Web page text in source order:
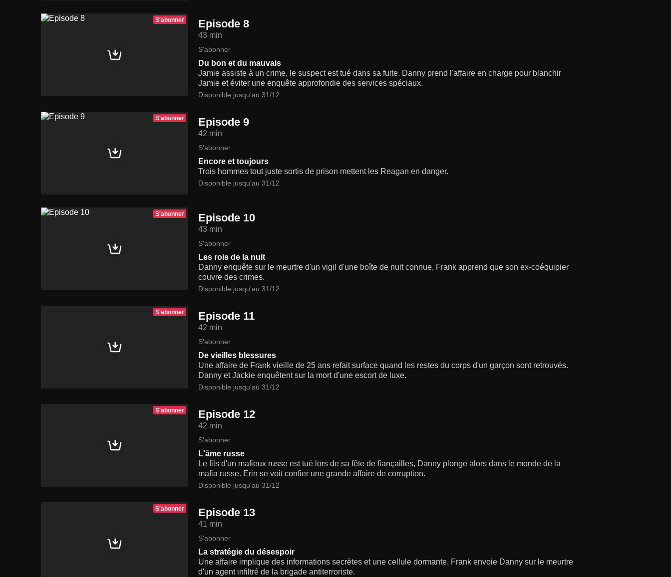
S'abonner Episode 8
43 min
S'abonner
Du bon et du mauvais
Jamie assiste à un crime, le suspect est tué dans sa fuite. Danny prend l'affaire en charge pour blanchir
Jamie et éviter une enquête approfondie des services spéciaux.
Disponible jusqu'au 31/12
S'abonner Episode 9
42 min
S'abonner
Encore et toujours
Trois hommes tout juste sortis de prison mettent les Reagan en danger.
Disponible jusqu'au 31/12
S'abonner Episode 10
43 min
S'abonner
Les rois de la nuit
Danny enquête sur le meurtre d'un vigil d'une boîte de nuit connue, Frank apprend que son ex-coéquipier
couvre des crimes.
Disponible jusqu'au 31/12
S'abonner Episode 11
42 min
S'abonner
De vieilles blessures
Une affaire de Frank vieille de 25 ans refait surface quand les restes du corps d'un garçon sont retrouvés.
Danny et Jackie enquêtent sur la mort d'une escort de luxe.
Disponible jusqu'au 31/12
S'abonner Episode 12
42 min
S'abonner
L'âme russe
Le fils d'un mafieux russe est tué lors de sa fête de fiançailles, Danny plonge alors dans le monde de la
mafia russe. Erin se voit confier une grande affaire de corruption.
Disponible jusqu'au 31/12
S'abonner Episode 13
41 min
S'abonner
La stratégie du désespoir
Une affaire implique des informations secrètes et une cellule dormante, Frank envoie Danny sur le meurtre
d'un agent infiltré de la brigade antiterroriste.